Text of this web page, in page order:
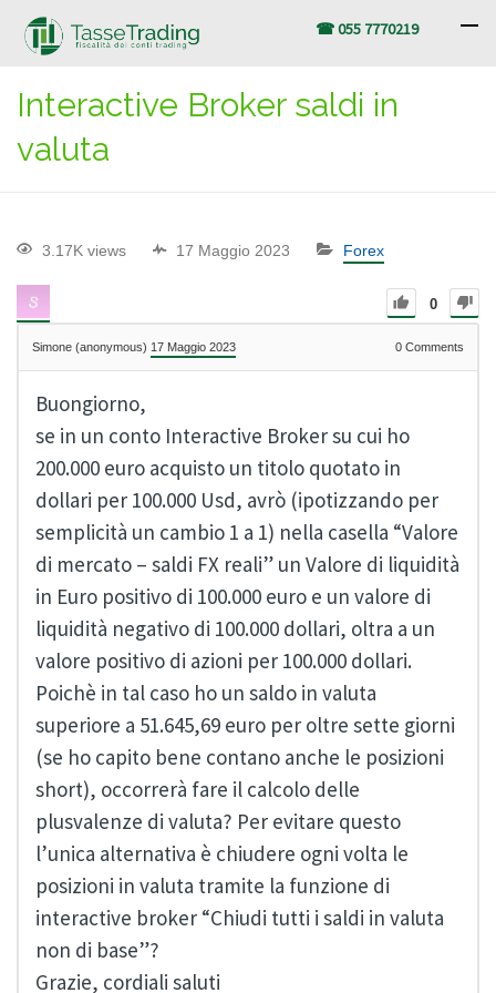
☎ 055 7770219
Interactive Broker saldi in
valuta
3.17K views 17 Maggio 2023 Forex
0
Simone (anonymous) 17 Maggio 2023 0 Comments
Buongiorno,
se in un conto Interactive Broker su cui ho
200.000 euro acquisto un titolo quotato in
dollari per 100.000 Usd, avrò (ipotizzando per
semplicità un cambio 1 a 1) nella casella “Valore
di mercato – saldi FX reali” un Valore di liquidità
in Euro positivo di 100.000 euro e un valore di
liquidità negativo di 100.000 dollari, oltra a un
valore positivo di azioni per 100.000 dollari.
Poichè in tal caso ho un saldo in valuta
superiore a 51.645,69 euro per oltre sette giorni
(se ho capito bene contano anche le posizioni
short), occorrerà fare il calcolo delle
plusvalenze di valuta? Per evitare questo
l’unica alternativa è chiudere ogni volta le
posizioni in valuta tramite la funzione di
interactive broker “Chiudi tutti i saldi in valuta
non di base”?
Grazie, cordiali saluti